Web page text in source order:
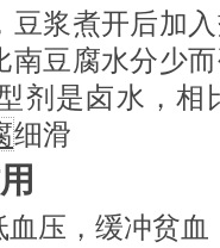
豆浆煮开后加
南豆腐水分少
剂是卤水，相
细滑
压，缓冲贫